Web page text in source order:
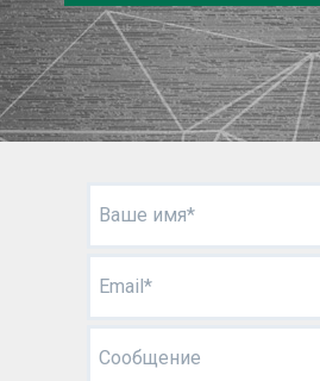
Ваше имя*
Email*
Сообщение